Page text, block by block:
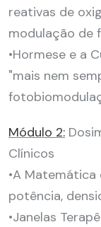
reativas de
modulação de
•Hormese e a
"mais nem
Módulo 2:
Clínicos
•A Matemática
potência,
•Janelas